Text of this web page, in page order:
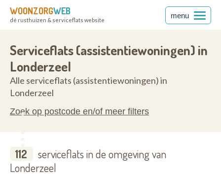
WOONZORGWEB
dé rusthuizen & serviceflats website
menu
Serviceflats (assistentiewoningen) in
Londerzeel
Alle serviceflats (assistentiewoningen) in
Londerzeel
Zoek op postcode en/of meer filters
112
serviceflats in de omgeving van
Londerzeel